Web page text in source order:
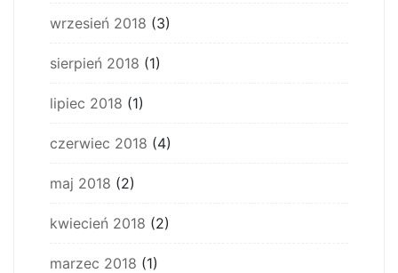
wrzesień 2018 (3)
sierpień 2018 (1)
lipiec 2018 (1)
czerwiec 2018 (4)
maj 2018 (2)
kwiecień 2018 (2)
marzec 2018 (1)